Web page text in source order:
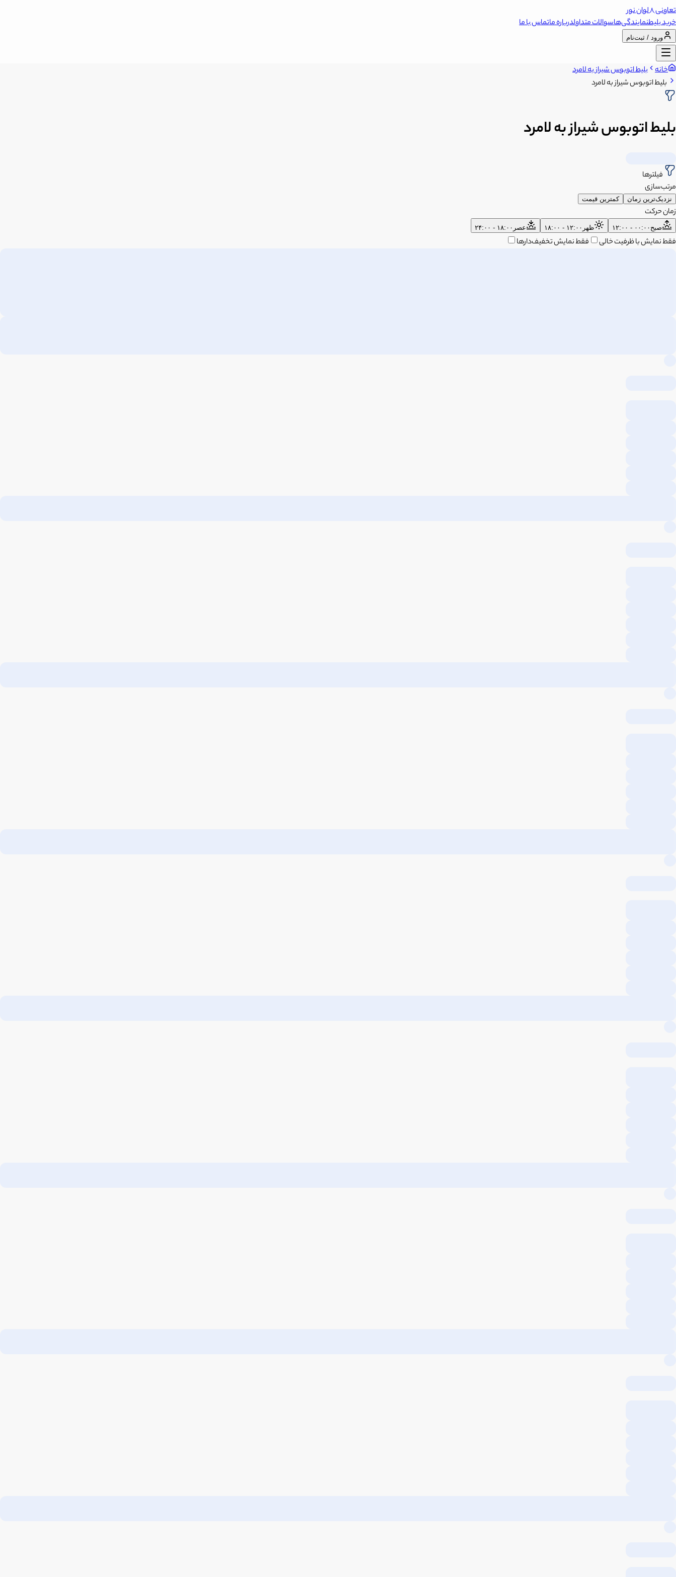
تعاونی 8 لوان نور
خرید بلیطنمایندگی‌هاسوالات متداولدرباره ماتماس با ما
ورود / ثبت‌نام
خانه بلیط اتوبوس شیراز به لامرد
بلیط اتوبوس شیراز به لامرد
بلیط اتوبوس شیراز به لامرد
فیلترها
مرتب‌سازی
نزدیک‌ترین زمان کمترین قیمت
زمان حرکت
صبح ۰۰:۰۰ - ۱۲:۰۰ ظهر ۱۲:۰۰ - ۱۸:۰۰ عصر ۱۸:۰۰ - ۲۴:۰۰
فقط نمایش با ظرفیت خالی فقط نمایش تخفیف‌دارها